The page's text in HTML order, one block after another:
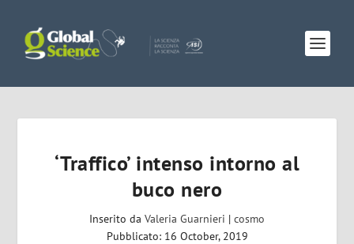
‘Traffico’ intenso intorno al
buco nero
Inserito da Valeria Guarnieri | cosmo
Pubblicato: 16 October, 2019